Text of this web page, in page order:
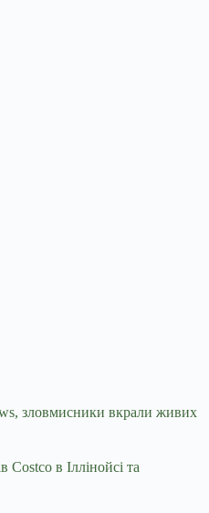
зловмисники вкрали живих
в Іллінойсі та